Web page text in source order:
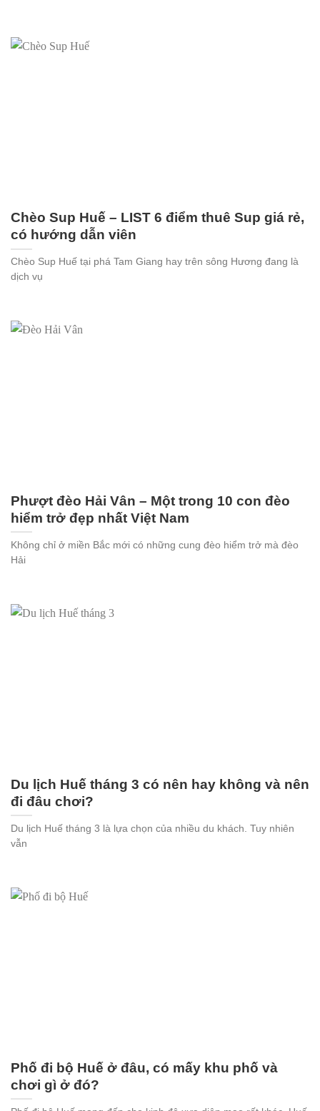
Chèo Sup Huế – LIST 6 điểm thuê Sup giá rẻ,
có hướng dẫn viên
Chèo Sup Huế tại phá Tam Giang hay trên sông Hương đang là
dịch vụ
Phượt đèo Hải Vân – Một trong 10 con đèo
hiểm trở đẹp nhất Việt Nam
Không chỉ ở miền Bắc mới có những cung đèo hiểm trở mà đèo
Hải
Du lịch Huế tháng 3 có nên hay không và nên
đi đâu chơi?
Du lịch Huế tháng 3 là lựa chọn của nhiều du khách. Tuy nhiên
vẫn
Phố đi bộ Huế ở đâu, có mấy khu phố và
chơi gì ở đó?